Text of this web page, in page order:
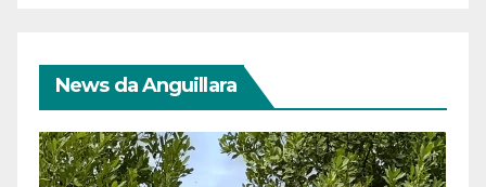
News da Anguillara